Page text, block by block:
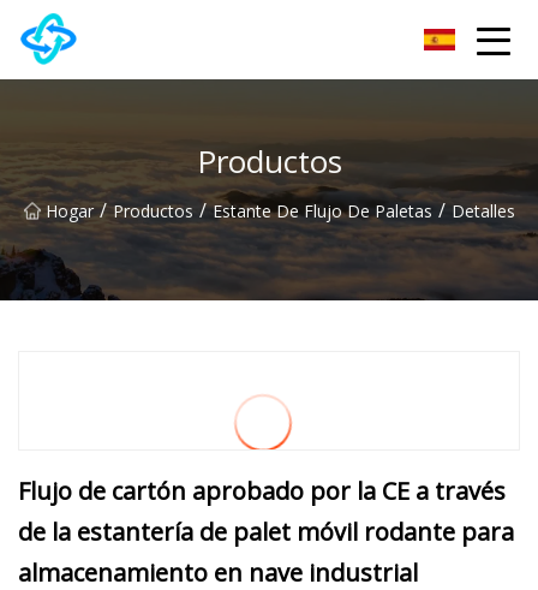
Productos
Hogar / Productos / Estante De Flujo De Paletas / Detalles
Flujo de cartón aprobado por la CE a través
de la estantería de palet móvil rodante para
almacenamiento en nave industrial